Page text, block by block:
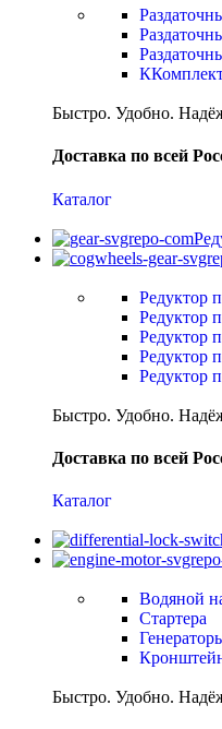
Быстро. Удобно.
Доставка по всей
Каталог
Редуктор
Редуктор
Редуктор
Редуктор
Редуктор
Быстро. Удобно.
Доставка по всей
Каталог
Водяной
Стартера
Быстро. Удобно.